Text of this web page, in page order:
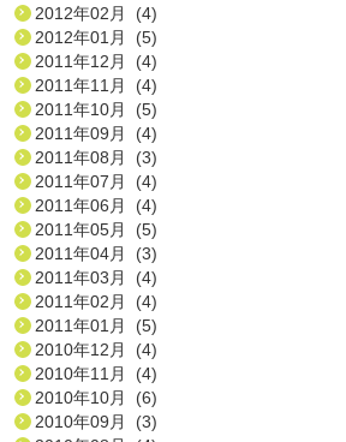
2012年02月 (4)
2012年01月 (5)
2011年12月 (4)
2011年11月 (4)
2011年10月 (5)
2011年09月 (4)
2011年08月 (3)
2011年07月 (4)
2011年06月 (4)
2011年05月 (5)
2011年04月 (3)
2011年03月 (4)
2011年02月 (4)
2011年01月 (5)
2010年12月 (4)
2010年11月 (4)
2010年10月 (6)
2010年09月 (3)